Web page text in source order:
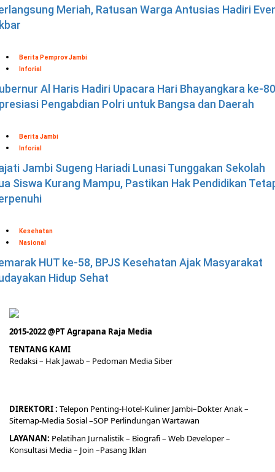
Meriah, Ratusan Warga Antusias Hadiri
Berita Pemprov Jambi
Inforial
Al Haris Hadiri Upacara Hari Bhayangkara ke-
Pengabdian Polri untuk Bangsa dan Daerah
Berita Jambi
Inforial
Jambi Sugeng Hariadi Lunasi Tunggakan Sekolah
Siswa Kurang Mampu, Pastikan Hak Pendidikan
Kesehatan
Nasional
HUT ke-58, BPJS Kesehatan Ajak Masyarakat
Hidup Sehat
2015-2022 @PT Agrapana Raja Media
TENTANG KAMI
Redaksi– Hak Jawab – Pedoman Media Siber
DIREKTORI: Telepon Penting-Hotel-KulinerJambi–DokterAnak –
Sitemap-Media Sosial –SOP Perlindungan Wartawan
LAYANAN: Pelatihan Jurnalistik – Biografi– Web Developer–
Konsultasi Media– Join –Pasang Iklan